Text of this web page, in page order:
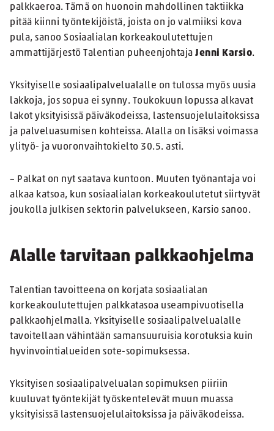
palkkaeroa. Tämä on huonoin mahdollinen taktiikka
pitää kiinni työntekijöistä, joista on jo valmiiksi kova
pula, sanoo Sosiaalialan korkeakoulutettujen
ammattijärjestö Talentian puheenjohtaja Jenni Karsio.
Yksityiselle sosiaalipalvelualalle on tulossa myös uusia
lakkoja, jos sopua ei synny. Toukokuun lopussa alkavat
lakot yksityisissä päiväkodeissa, lastensuojelulaitoksissa
ja palveluasumisen kohteissa. Alalla on lisäksi voimassa
ylityö- ja vuoronvaihtokielto 30.5. asti.
– Palkat on nyt saatava kuntoon. Muuten työnantaja voi
alkaa katsoa, kun sosiaalialan korkeakoulutetut siirtyvät
joukolla julkisen sektorin palvelukseen, Karsio sanoo.
Alalle tarvitaan palkkaohjelma
Talentian tavoitteena on korjata sosiaalialan
korkeakoulutettujen palkkatasoa useampivuotisella
palkkaohjelmalla. Yksityiselle sosiaalipalvelualalle
tavoitellaan vähintään samansuuruisia korotuksia kuin
hyvinvointialueiden sote-sopimuksessa.
Yksityisen sosiaalipalvelualan sopimuksen piiriin
kuuluvat työntekijät työskentelevät muun muassa
yksityisissä lastensuojelulaitoksissa ja päiväkodeissa.